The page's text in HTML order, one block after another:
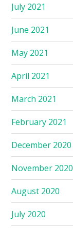
July 2021
June 2021
May 2021
April 2021
March 2021
February 2021
December 2020
November 2020
August 2020
July 2020